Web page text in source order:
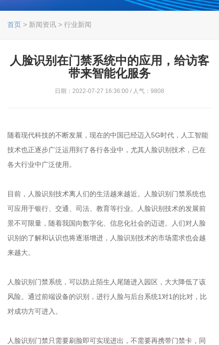
首页 > 新闻资讯 > 行业新闻
人脸识别在门禁系统中的应用，给访客
带来智能化服务
日期：2022-07-27 16:36:00 / 人气：9808
随着现代科技的不断发展，现在的中国已经迈入5G时代，人工智能
技术也正逐步广泛运用到了各行各业中，尤其人脸识别技术，已在
各大行业中广泛使用。
目前，人脸识别技术离人们的生活越来越近。人脸识别门禁系统也
可应用于银行、交通、司法、教育等行业。人脸识别技术的发展前
景不可限量，随着我国向数字化、信息化社会的迈进。人们对人脸
识别的了解和认识也将逐渐增进，人脸识别技术的市场需求也会越
来越大。
人脸识别门禁系统，可以防止陌生人尾随进入园区，大大降低了该
风险。通过前端设备的识别，进行人脸与后台系统1对1的比对，比
对成功方可进入。
人脸识别门禁只需要刷脸即可实现进出，不需要再携带门禁卡，同